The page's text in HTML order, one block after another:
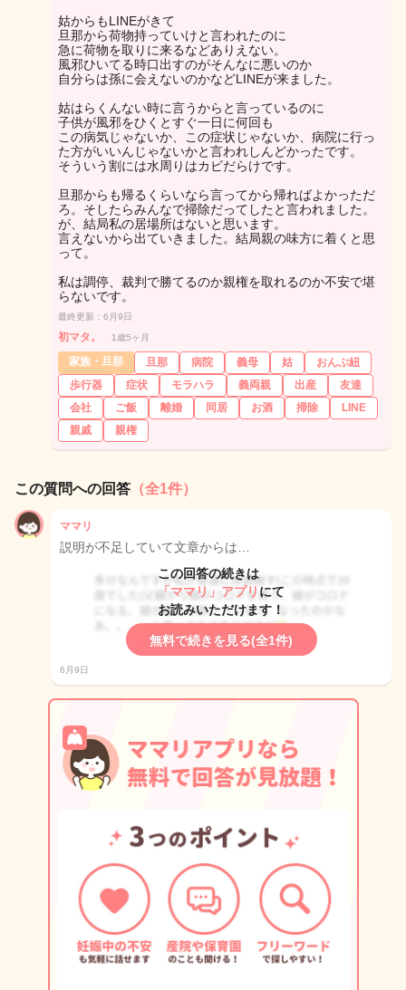
姑からもLINEがきて
旦那から荷物持っていけと言われたのに
急に荷物を取りに来るなどありえない。
風邪ひいてる時口出すのがそんなに悪いのか
自分らは孫に会えないのかなどLINEが来ました。
姑はらくんない時に言うからと言っているのに
子供が風邪をひくとすぐ一日に何回も
この病気じゃないか、この症状じゃないか、病院に行っ
た方がいいんじゃないかと言われしんどかったです。
そういう割には水周りはカビだらけです。
旦那からも帰るくらいなら言ってから帰ればよかっただ
ろ。そしたらみんなで掃除だってしたと言われました。
が、結局私の居場所はないと思います。
言えないから出ていきました。結局親の味方に着くと思
って。
私は調停、裁判で勝てるのか親権を取れるのか不安で堪
らないです。
最終更新：6月9日
初マタ。 1歳5ヶ月
家族・旦那 旦那 病院 義母 姑
おんぶ紐
歩行器
症状 モラハラ 義両親 出産
友達
会社
ご飯 離婚 同居 お酒 掃除
LINE
親戚
親権
この質問への回答 （全1件）
ママリ
説明が不足していて文章からは…
この回答の続きは
「ママリ」アプリ にて
お読みいただけます！
無料で続きを見る(全1件)
6月9日